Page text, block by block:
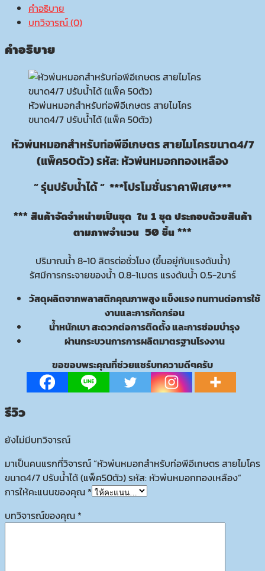
คำอธิบาย
บทวิจารณ์ (0)
คำอธิบาย
หัวพ่นหมอกสำหรับท่อพีอีเกษตร สายไมโคร
ขนาด4/7 ปรับน้ำได้ (แพ็ค 50ตัว)
หัวพ่นหมอกสำหรับท่อพีอีเกษตรสายไมโครขนาด4/7
(แพ็ค50ตัว) รหัส: หัวพ่นหมอกทองเหลือง
” รุ่นปรับน้ำได้ ” ***โปรโมชั่นราคาพิเศษ***
*** สินค้าจัดจำหน่ายเป็นชุด ใน 1 ชุด ประกอบด้วยสินค้า
ตามภาพจำนวน 50 ชิ้น ***
ปริมาณน้ำ 8-10 ลิตรต่อชั่วโมง (ขึ้นอยู่กับแรงดันน้ำ)
รัศมีการกระจายของน้ำ 0.8-1เมตร แรงดันน้ำ 0.5-2บาร์
วัสดุผลิตจากพลาสติกคุณภาพสูง แข็งแรง ทนทานต่อการใช้
งานและการกัดกร่อน
น้ำหนักเบา สะดวกต่อการติดตั้ง และการซ่อมบำรุง
ผ่านกระบวนการการผลิตมาตรฐานโรงงาน
ขอขอบพระคุณที่ช่วยแชร์บทความดีๆครับ
รีวิว
ยังไม่มีบทวิจารณ์
มาเป็นคนแรกที่วิจารณ์ “หัวพ่นหมอกสำหรับท่อพีอีเกษตร สายไมโคร
ขนาด4/7 ปรับน้ำได้ (แพ็ค50ตัว) รหัส: หัวพ่นหมอกทองเหลือง”
การให้คะแนนของคุณ *
บทวิจารณ์ของคุณ *